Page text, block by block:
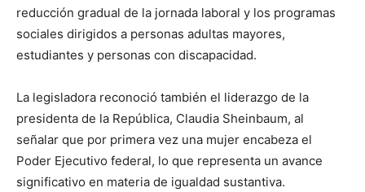
reducción gradual de la jornada laboral y los programas
sociales dirigidos a personas adultas mayores,
estudiantes y personas con discapacidad.
La legisladora reconoció también el liderazgo de la
presidenta de la República, Claudia Sheinbaum, al
señalar que por primera vez una mujer encabeza el
Poder Ejecutivo federal, lo que representa un avance
significativo en materia de igualdad sustantiva.